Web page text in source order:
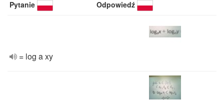
Pytanie Odpowiedź
= log a xy